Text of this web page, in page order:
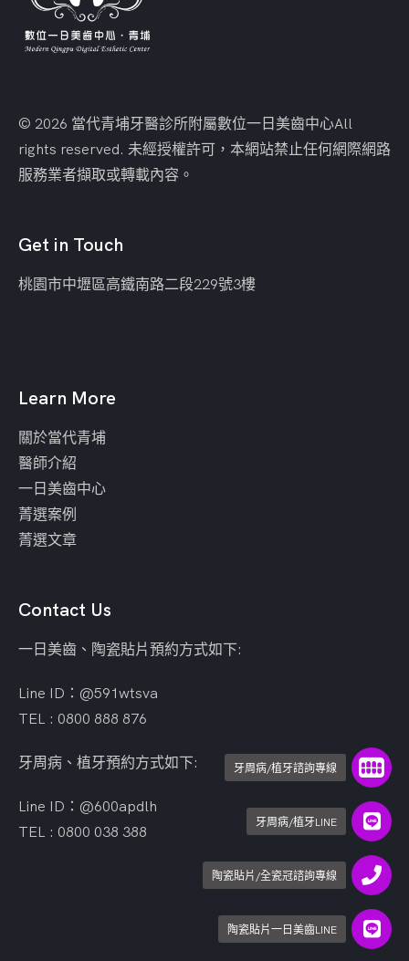
牙周病/植牙諮詢專線
牙周病/植牙LINE
陶瓷貼片/全瓷冠諮詢專線
陶瓷貼片一日美齒LINE
© 2026 當代青埔牙醫診所附屬數位一日美齒中心All
rights reserved. 未經授權許可，本網站禁止任何網際網路
服務業者擷取或轉載內容。
Get in Touch
桃園市中壢區高鐵南路二段229號3樓
Learn More
關於當代青埔
醫師介紹
一日美齒中心
菁選案例
菁選文章
Contact Us
一日美齒、陶瓷貼片預約方式如下:
Line ID：@591wtsva
TEL : 0800 888 876
牙周病、植牙預約方式如下:
Line ID：@600apdlh
TEL : 0800 038 388